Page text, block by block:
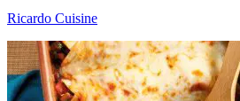
Ricardo Cuisine